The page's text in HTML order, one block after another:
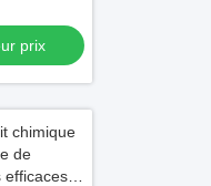
prix
chimique
de
efficaces